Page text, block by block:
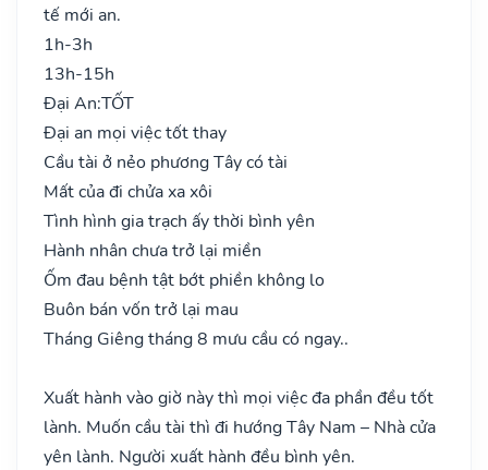
tế mới an.
1h-3h
13h-15h
Đại An:TỐT
Đại an mọi việc tốt thay
Cầu tài ở nẻo phương Tây có tài
Mất của đi chửa xa xôi
Tình hình gia trạch ấy thời bình yên
Hành nhân chưa trở lại miền
Ốm đau bệnh tật bớt phiền không lo
Buôn bán vốn trở lại mau
Tháng Giêng tháng 8 mưu cầu có ngay..
Xuất hành vào giờ này thì mọi việc đa phần đều tốt
lành. Muốn cầu tài thì đi hướng Tây Nam – Nhà cửa
yên lành. Người xuất hành đều bình yên.